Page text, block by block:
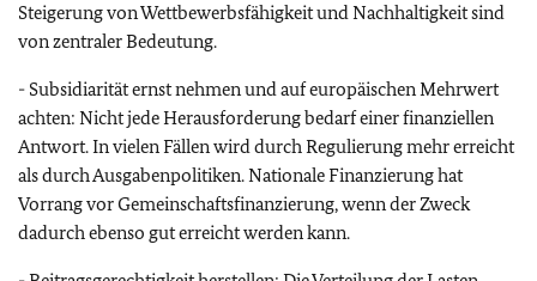
Steigerung von Wettbewerbsfähigkeit und Nachhaltigkeit sind
von zentraler Bedeutung.
- Subsidiarität ernst nehmen und auf europäischen Mehrwert
achten: Nicht jede Herausforderung bedarf einer finanziellen
Antwort. In vielen Fällen wird durch Regulierung mehr erreicht
als durch Ausgabenpolitiken. Nationale Finanzierung hat
Vorrang vor Gemeinschaftsfinanzierung, wenn der Zweck
dadurch ebenso gut erreicht werden kann.